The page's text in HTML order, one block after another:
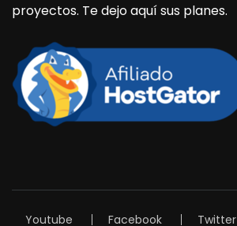
proyectos. Te dejo aquí sus planes.
Youtube Facebook Twitter